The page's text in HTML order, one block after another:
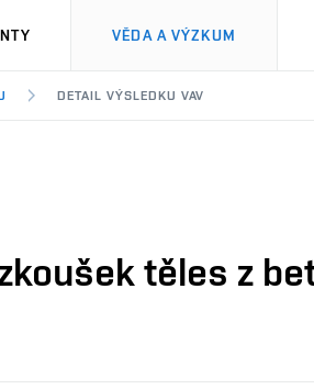
VĚDA A VÝZKUM
DETAIL VÝSLEDKU VAV
těles z